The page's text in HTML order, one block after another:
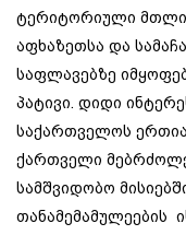
ტერიტორიული
აფხაზეთსა და
საფლავებზე
პატივი. დიდი
საქართველოს
ქართველი
სამშვიდობო
თანამემამულეების